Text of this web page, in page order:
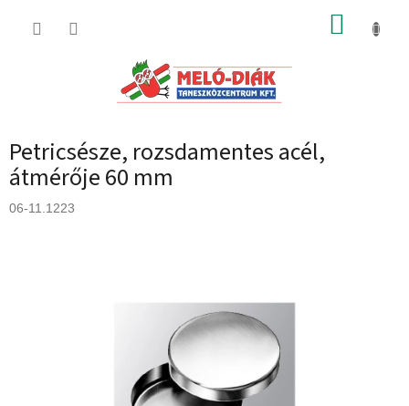
KOSÁR
Petricsésze, rozsdamentes acél,
átmérője 60 mm
06-11.1223